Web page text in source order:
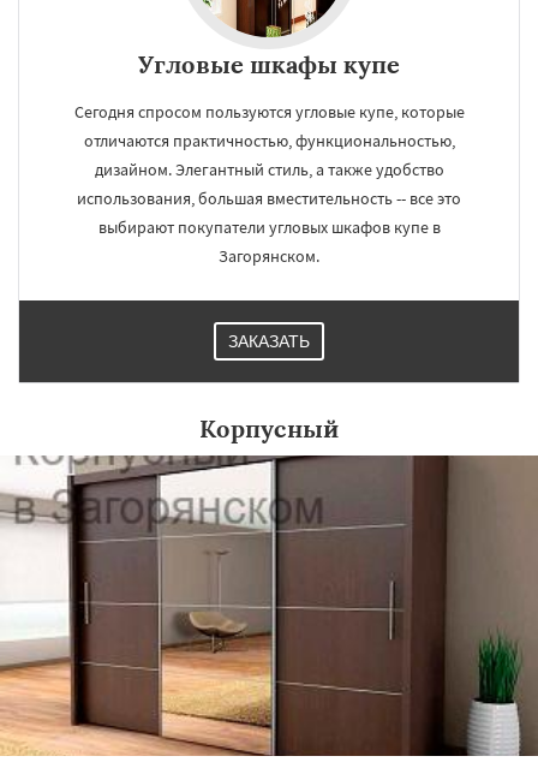
Угловые шкафы купе
Сегодня спросом пользуются угловые купе, которые
отличаются практичностью, функциональностью,
дизайном. Элегантный стиль, а также удобство
использования, большая вместительность -- все это
выбирают покупатели угловых шкафов купе в
Загорянском.
ЗАКАЗАТЬ
Корпусный